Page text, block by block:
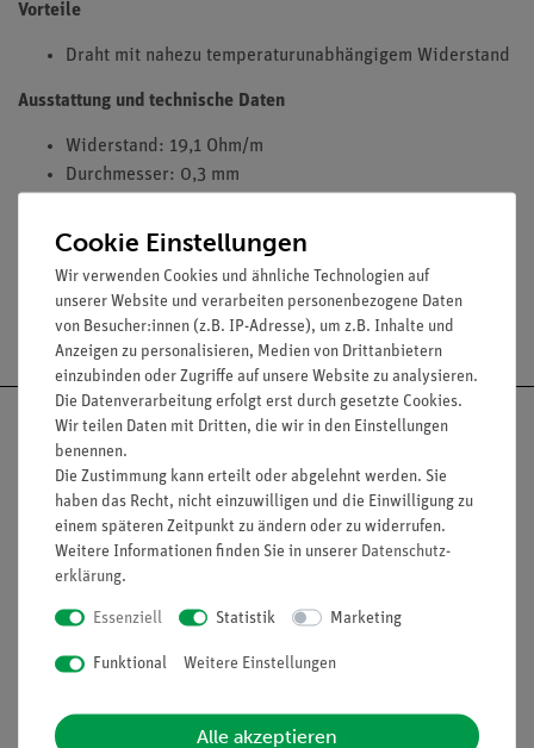
Vorteile
Draht mit nahezu temperaturunabhängigem Widerstand
Ausstattung und technische Daten
Widerstand: 19,1 Ohm/m
Durchmesser: 0,3 mm
Versandkostenfrei ab 300,- €
Nach oben
Informationen
Projekte und Lösungen
Service
Beratung & Showroom
Cookie Einstellungen
Wir verwenden Cookies und ähnliche Technologien auf
unserer Website und verarbeiten personenbezogene Daten
von Besucher:innen (z.B. IP-Adresse), um z.B. Inhalte und
Anzeigen zu personalisieren, Medien von Drittanbietern
einzubinden oder Zugriffe auf unsere Website zu analysieren.
Die Datenverarbeitung erfolgt erst durch gesetzte Cookies.
Wir teilen Daten mit Dritten, die wir in den Einstellungen
benennen.
Die Zustimmung kann erteilt oder abgelehnt werden. Sie
haben das Recht, nicht einzuwilligen und die Einwilligung zu
einem späteren Zeitpunkt zu ändern oder zu widerrufen.
Weitere Informationen finden Sie in unserer Daten­schutz­
erklärung.
Essenziell Statistik Marketing
Funktional Weitere Einstellungen
Alle akzeptieren